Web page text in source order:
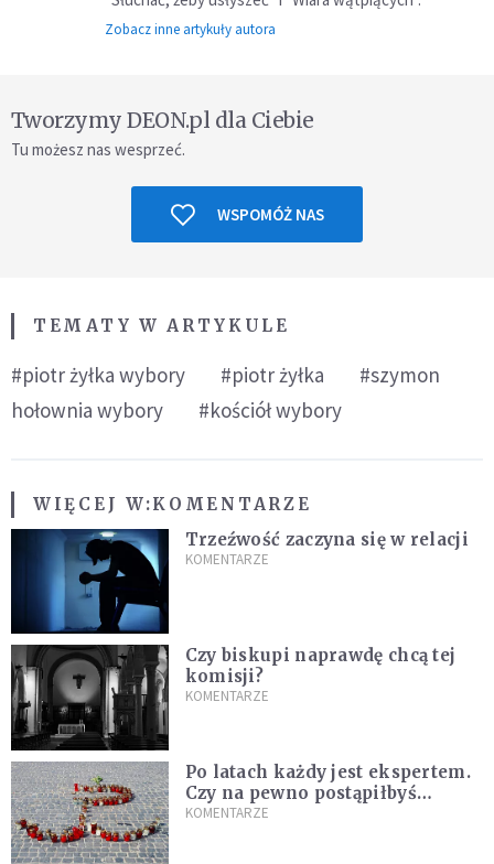
Zobacz inne artykuły autora
Tworzymy DEON.pl dla Ciebie
Tu możesz nas wesprzeć.
WSPOMÓŻ NAS
TEMATY W ARTYKULE
#piotr żyłka wybory #piotr żyłka
#szymon
hołownia wybory
#kościół wybory
WIĘCEJ W:KOMENTARZE
Trzeźwość zaczyna się w relacji
KOMENTARZE
Czy biskupi naprawdę chcą tej
komisji?
KOMENTARZE
Po latach każdy jest ekspertem.
Czy na pewno postąpiłbyś
inaczej?
KOMENTARZE